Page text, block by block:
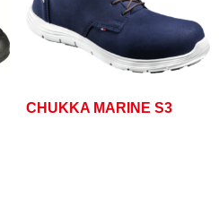
CHUKKA MARINE S3